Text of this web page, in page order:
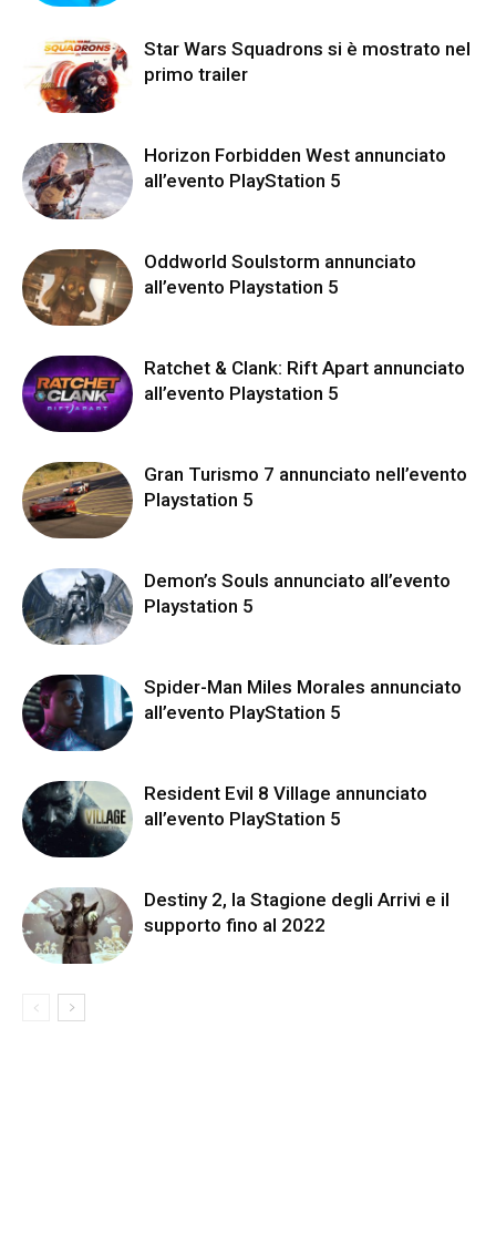
Star Wars Squadrons si è mostrato nel
primo trailer
Horizon Forbidden West annunciato
all’evento PlayStation 5
Oddworld Soulstorm annunciato
all’evento Playstation 5
Ratchet & Clank: Rift Apart annunciato
all’evento Playstation 5
Gran Turismo 7 annunciato nell’evento
Playstation 5
Demon’s Souls annunciato all’evento
Playstation 5
Spider-Man Miles Morales annunciato
all’evento PlayStation 5
Resident Evil 8 Village annunciato
all’evento PlayStation 5
Destiny 2, la Stagione degli Arrivi e il
supporto fino al 2022